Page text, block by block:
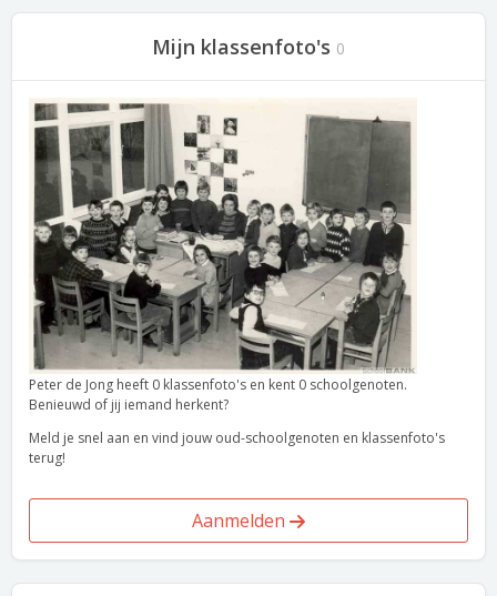
Mijn klassenfoto's 0
Peter de Jong heeft 0 klassenfoto's en kent 0 schoolgenoten.
Benieuwd of jij iemand herkent?
Meld je snel aan en vind jouw oud-schoolgenoten en klassenfoto's
terug!
Aanmelden